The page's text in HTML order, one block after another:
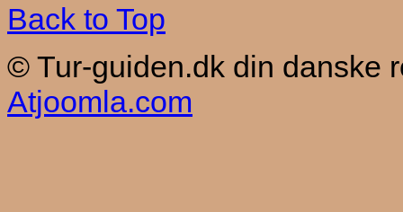
Back to Top
© Tur-guiden.dk din danske
Atjoomla.com